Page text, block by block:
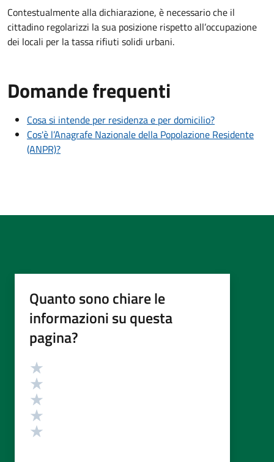
Contestualmente alla dichiarazione, è necessario che il
cittadino regolarizzi la sua posizione rispetto all’occupazione
dei locali per la tassa rifiuti solidi urbani.
Domande frequenti
Cosa si intende per residenza e per domicilio?
Cos'è l’Anagrafe Nazionale della Popolazione Residente
(ANPR)?
Quanto sono chiare le
informazioni su questa
pagina?
Valutazione